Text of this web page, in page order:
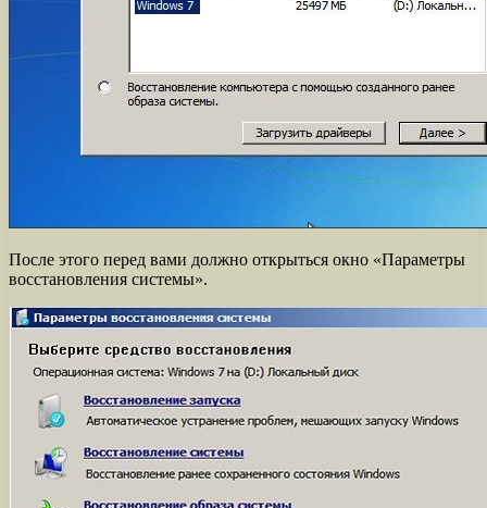
После этого перед вами должно открыться окно «Параметры
восстановления системы».